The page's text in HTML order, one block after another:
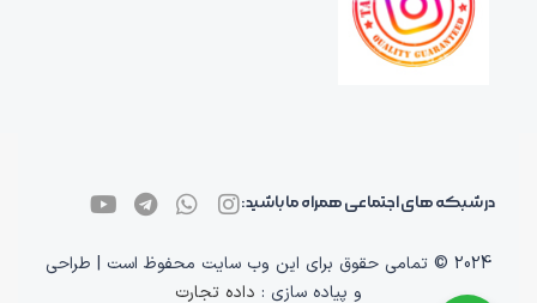
در شبکه های اجتماعی همراه ما باشید:
2024 © تمامی حقوق برای این وب سایت محفوظ است | طراحی
و پیاده سازی : داده تجارت